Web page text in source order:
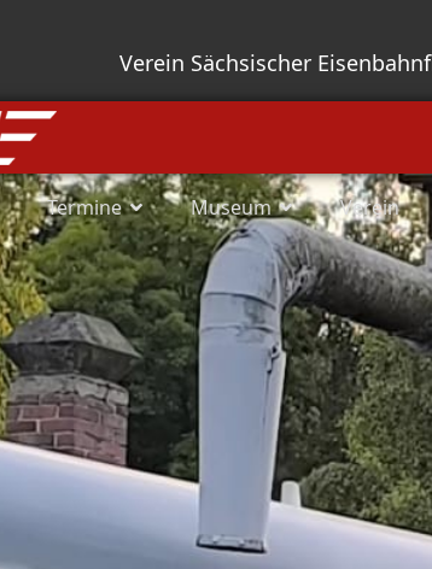
Verein Sächsischer
Termine Museum Verein